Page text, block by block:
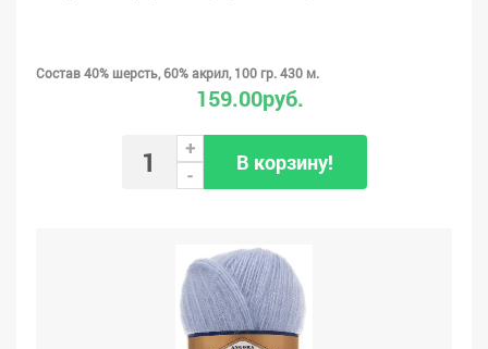
Состав 40% шерсть, 60% акрил, 100 гр. 430 м.
159.00руб.
+
-
В корзину!